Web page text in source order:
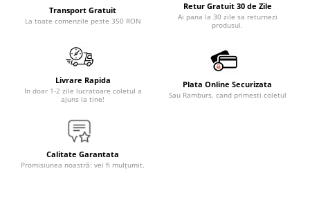
Accesorii pentru Roti si Anvelope
Organizatoare Auto
Iluminat Auto
Proiectoare
Transport Gratuit
La toate comenzile peste 350 RON
Retur Gratuit 30 de Zile
Ai pana la 30 zile sa returnezi
produsul.
Livrare Rapida
In doar 1-2 zile lucratoare coletul a
ajuns la tine!
Plata Online Securizata
Sau Ramburs, cand primesti coletul
Calitate Garantata
Promisiunea noastră: vei fi mulțumit.